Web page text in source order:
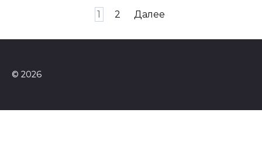
записям
1 2 Далее
© 2026